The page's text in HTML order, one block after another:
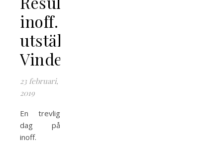
inoff.
utställning
Vindeln
23 februari,
2019
En trevlig
dag på
inoff.